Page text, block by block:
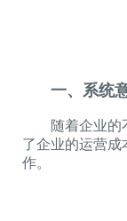
一、系统
随着企业的不
了企业的运营成
作。